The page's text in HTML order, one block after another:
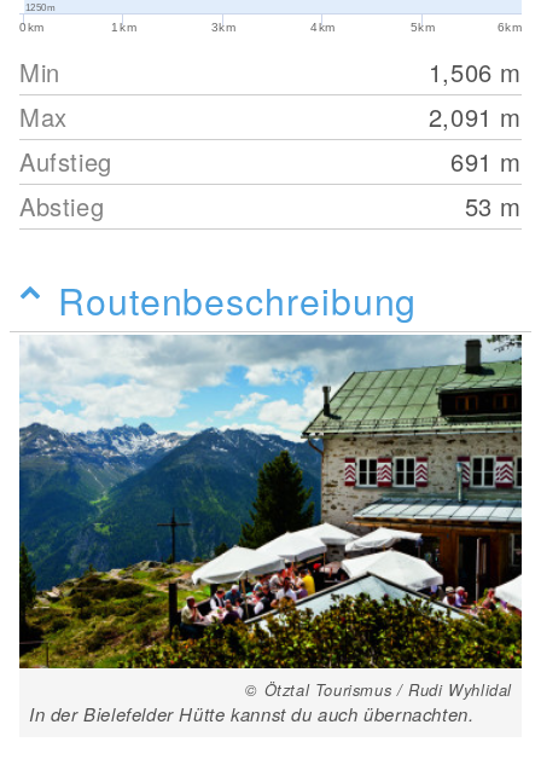
0km 1km 3km 4km 5km 6km
1250m
Min 1,506 m
Max
2,091 m
Aufstieg
691 m
Abstieg
53 m
Routenbeschreibung
© Ötztal Tourismus / Rudi Wyhlidal
In der Bielefelder Hütte kannst du auch übernachten.